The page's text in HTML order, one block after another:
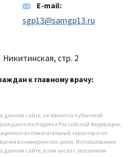
E-mail:
sgp13@samgp13.ru
Никитинская, стр. 2
к главному врачу:
сайте, не является публичной
Кодекса Российской Федерации,
вспомогательный характер и не
в коммерческих целях. Использование,
сайте, в том числе с указанием